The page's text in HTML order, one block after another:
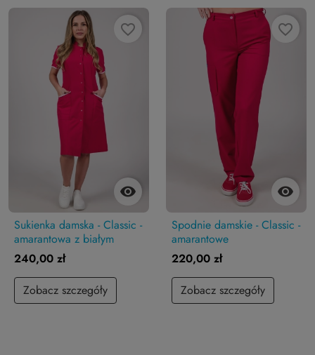

favorite_border
Sukienka damska - Classic -
amarantowa z białym
240,00 zł
Zobacz szczegóły

favorite_border
Spodnie damskie - Classic -
amarantowe
220,00 zł
Zobacz szczegóły